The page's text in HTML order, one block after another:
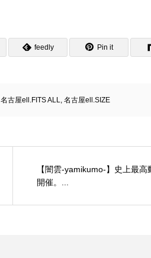
feedly Pin it
名古屋ell.FITS ALL 名古屋ell.SIZE
【闇雲-yamikumo-】史上最
開催。...